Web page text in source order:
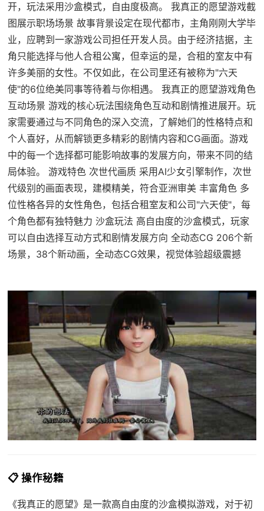
开，玩法采用沙盒模式，自由度极高。 我真正的愿望游戏截
图展示职场场景 故事背景设定在现代都市，主角刚刚大学毕
业，应聘到一家游戏公司担任开发人员。由于经济拮据，主
角只能选择与他人合租公寓，但幸运的是，合租的室友中有
许多美丽的女性。不仅如此，在公司里还有被称为"六天
使"的6位绝美同事等待着与你相遇。 我真正的愿望游戏角色
互动场景 游戏的核心玩法围绕角色互动和剧情推进展开。玩
家需要通过与不同角色的深入交流，了解她们的性格特点和
个人喜好，从而解锁更多精彩的剧情内容和CG画面。游戏
中的每一个选择都可能影响故事的发展方向，带来不同的结
局体验。 游戏特色 次世代画质 采用AI少女引擎制作，次世
代级别的画面表现，建模精美，符合亚洲审美 丰富角色 多
位性格各异的女性角色，包括合租室友和公司"六天使"，每
个角色都有独特魅力 沙盒玩法 高自由度的沙盒模式，玩家
可以自由选择互动方式和剧情发展方向 全动态CG 206个新
场景，38个新动画，全动态CG效果，视觉体验超级震撼
📋 操作秘籍
《我真正的愿望》是一款高自由度的沙盒模拟游戏，对于初